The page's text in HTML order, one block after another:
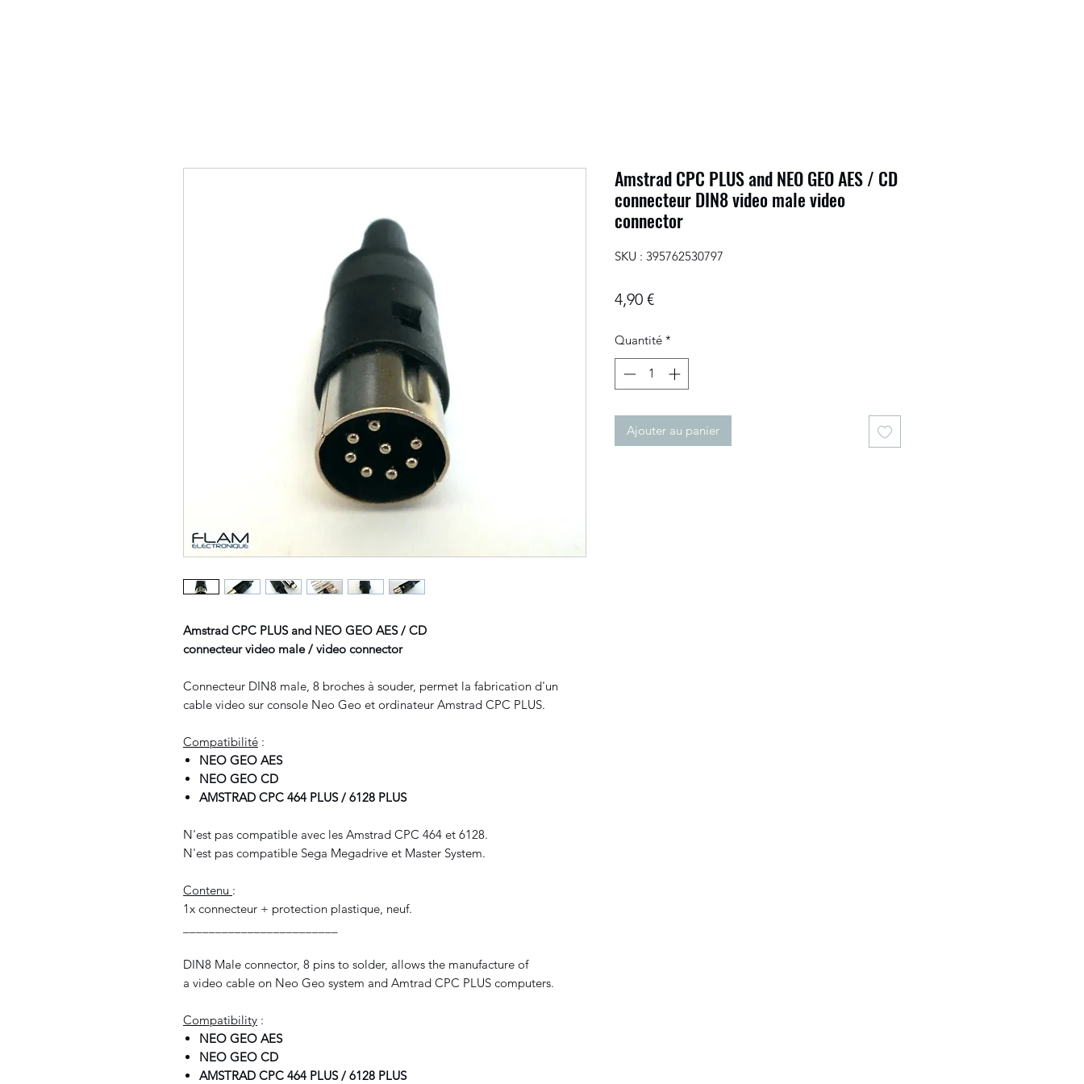
Amstrad CPC PLUS and NEO GEO AES / CD
connecteur video male / video connector
Connecteur DIN8 male, 8 broches à souder, permet la fabrication d'un
cable video sur console Neo Geo et ordinateur Amstrad CPC PLUS.
Compatibilité :
NEO GEO AES
NEO GEO CD
AMSTRAD CPC 464 PLUS / 6128 PLUS
N'est pas compatible avec les Amstrad CPC 464 et 6128.
N'est pas compatible Sega Megadrive et Master System.
Contenu :
1x connecteur + protection plastique, neuf.
DIN8 Male connector, 8 pins to solder, allows the manufacture of
a video cable on Neo Geo system and Amtrad CPC PLUS computers.
Compatibility :
NEO GEO AES
NEO GEO CD
AMSTRAD CPC 464 PLUS / 6128 PLUS
Amstrad CPC PLUS and NEO GEO AES / CD
connecteur DIN8 video male video
connector
SKU : 395762530797
4,90 €Prix
Quantité *
Ajouter au panier